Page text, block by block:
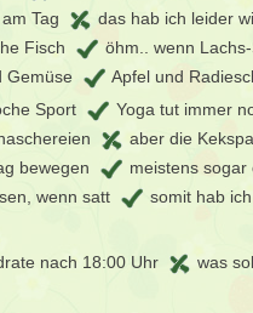
Tag
das hab ich leider
Fisch
öhm.. wenn
Gemüse
Apfel und
Sport
Yoga tut immer
aber die
bewegen
meistens
wenn satt
somit hab
nach 18:00 Uhr
was